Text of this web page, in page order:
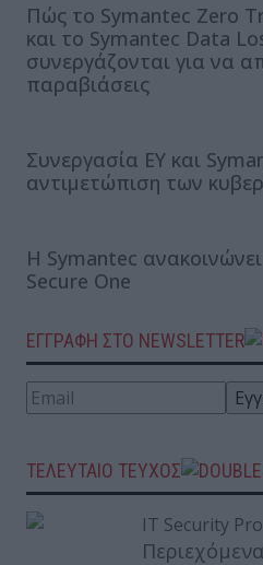
Πώς το Symantec Zero
και το Symantec Data
συνεργάζονται για να
παραβιάσεις
Συνεργασία ΕΥ και
αντιμετώπιση των
Η Symantec
Secure One
ΕΓΓΡΑΦΗ ΣΤΟ NEWSLETTER
ΤΕΛΕΥΤΑΙΟ ΤΕΥΧΟΣ